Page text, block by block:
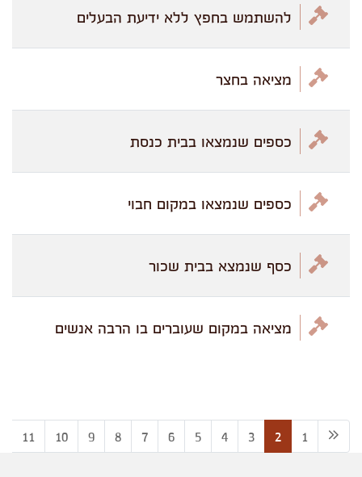
להשתמש בחפץ ללא ידיעת הבעלים
מציאה בחצר
כספים שנמצאו בבית כנסת
כספים שנמצאו במקום חבוי
כסף שנמצא בבית שכור
מציאה במקום שעוברים בו הרבה אנשים
1
2
3
4
5
6
7
8
9
10
11